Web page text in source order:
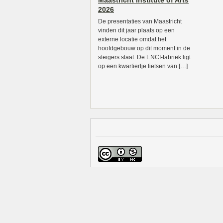
2026
De presentaties van Maastricht
vinden dit jaar plaats op een
externe locatie omdat het
hoofdgebouw op dit moment in de
steigers staat. De ENCI-fabriek ligt
op een kwartiertje fietsen van […]